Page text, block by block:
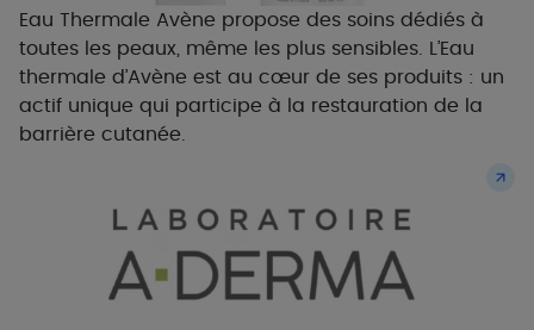
Eau Thermale Avène propose des soins dédiés à
toutes les peaux, même les plus sensibles. L’Eau
thermale d’Avène est au cœur de ses produits : un
actif unique qui participe à la restauration de la
barrière cutanée.